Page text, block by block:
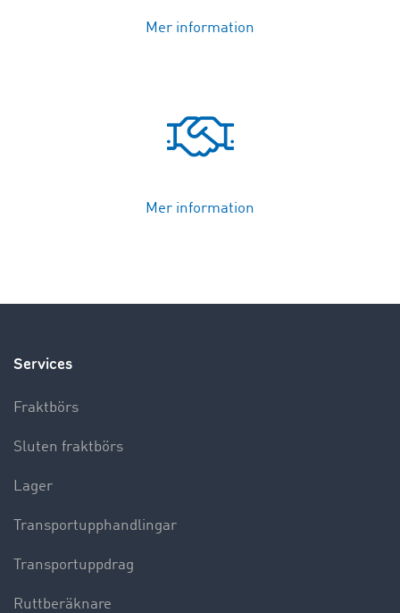
Mer information
Mer information
Services
Fraktbörs
Sluten fraktbörs
Lager
Transportupphandlingar
Transportuppdrag
Ruttberäknare